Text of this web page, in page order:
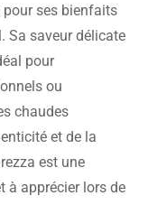
pour ses bienfaits
Sa saveur délicate
pour
ou
chaudes
et de la
est une
à apprécier lors de